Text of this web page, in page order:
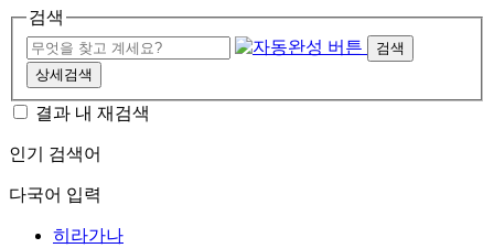
검색
검색
상세검색
결과 내 재검색
인기 검색어
다국어 입력
히라가나